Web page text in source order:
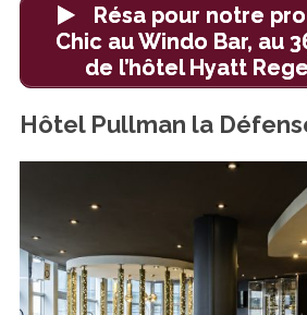
Résa pour notre
Chic au Windo Bar, au
de l’hôtel Hyatt
Hôtel Pullman la